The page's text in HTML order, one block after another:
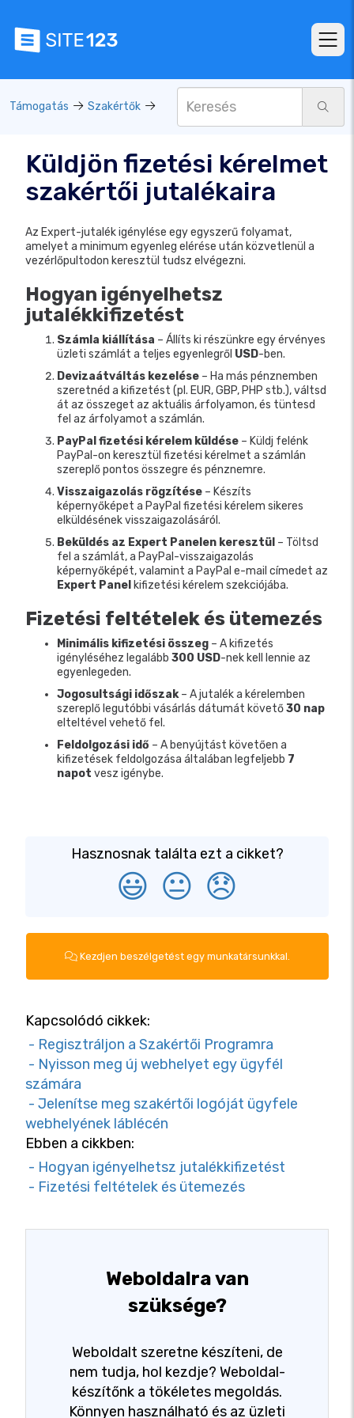
Támogatás Szakértők
Küldjön fizetési kérelmet
szakértői jutalékaira
Az Expert-jutalék igénylése egy egyszerű folyamat,
amelyet a minimum egyenleg elérése után közvetlenül a
vezérlőpultodon keresztül tudsz elvégezni.
Hogyan igényelhetsz
jutalékkifizetést
Számla kiállítása – Állíts ki részünkre egy érvényes
üzleti számlát a teljes egyenlegről USD-ben.
Devizaátváltás kezelése – Ha más pénznemben
szeretnéd a kifizetést (pl. EUR, GBP, PHP stb.), váltsd
át az összeget az aktuális árfolyamon, és tüntesd
fel az árfolyamot a számlán.
PayPal fizetési kérelem küldése – Küldj felénk
PayPal-on keresztül fizetési kérelmet a számlán
szereplő pontos összegre és pénznemre.
Visszaigazolás rögzítése – Készíts
képernyőképet a PayPal fizetési kérelem sikeres
elküldésének visszaigazolásáról.
Beküldés az Expert Panelen keresztül – Töltsd
fel a számlát, a PayPal-visszaigazolás
képernyőképét, valamint a PayPal e-mail címedet az
Expert Panel kifizetési kérelem szekciójába.
Fizetési feltételek és ütemezés
Minimális kifizetési összeg – A kifizetés
igényléséhez legalább 300 USD-nek kell lennie az
egyenlegeden.
Jogosultsági időszak– A jutalék a kérelemben
szereplő legutóbbi vásárlás dátumát követő30 nap
elteltével vehető fel.
Feldolgozási idő – A benyújtást követően a
kifizetések feldolgozása általában legfeljebb 7
napot vesz igénybe.
Hasznosnak találta ezt a cikket?
😃 😐 😞
Kezdjen beszélgetést egy munkatársunkkal.
Kapcsolódó cikkek:
- Regisztráljon a Szakértői Programra
- Nyisson meg új webhelyet egy ügyfél
számára
- Jelenítse meg szakértői logóját ügyfele
webhelyének láblécén
Ebben a cikkben:
- Hogyan igényelhetsz jutalékkifizetést
- Fizetési feltételek és ütemezés
Weboldalra van
szüksége?
Weboldalt szeretne készíteni, de
nem tudja, hol kezdje? Weboldal-
készítőnk a tökéletes megoldás.
Könnyen használható és az üzleti